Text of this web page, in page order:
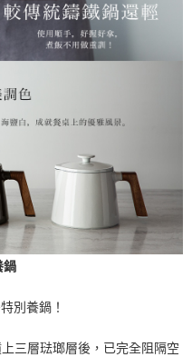
鍋
別養鍋！
三層琺瑯層後，已完全阻隔空